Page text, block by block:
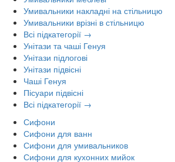
Умивальники накладні на стільницю
Умивальники врізні в стільницю
Всі підкатегорії →
Унітази та чаші Генуя
Унітази підлогові
Унітази підвісні
Чаші Генуя
Пісуари підвісні
Всі підкатегорії →
Сифони
Сифони для ванн
Сифони для умивальников
Сифони для кухонних мийок